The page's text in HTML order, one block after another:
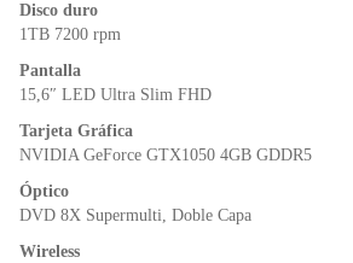
Disco duro
1TB 7200 rpm
Pantalla
15,6″ LED Ultra Slim FHD
Tarjeta Gráfica
NVIDIA GeForce GTX1050 4GB GDDR5
Óptico
DVD 8X Supermulti, Doble Capa
Wireless